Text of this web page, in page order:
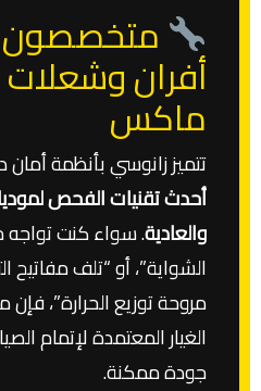
متخصصون
أفران
ماكس
تتميز زانوسي بأنظمة أمان
والعادية. سواء كنت
الشواية”، أو “تلف
مروحة توزيع الحرارة”،
الغيار المعتمدة لإتمام
جودة ممكنة.